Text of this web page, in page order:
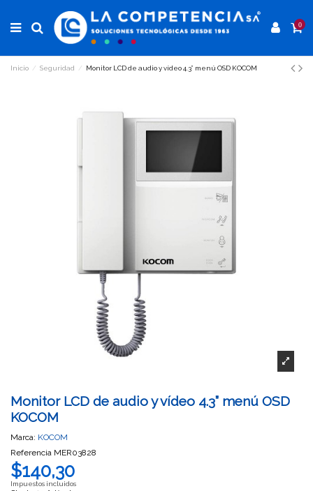
0
Inicio Seguridad Monitor LCD de audio y vídeo 4.3” menú OSD KOCOM
Monitor LCD de audio y vídeo 4.3” menú OSD
KOCOM
Marca: KOCOM
Referencia MER03828
$140,30
Impuestos incluidos